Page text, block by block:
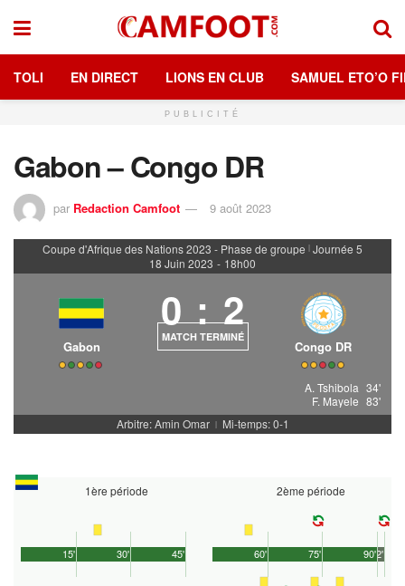
TOLI EN DIRECT LIONS EN CLUB SAMUEL ETO’O
PUBLICITÉ
Gabon – Congo DR
par Redaction Camfoot 9 août 2023
Coupe d'Afrique des Nations 2023 - Phase de groupe | Journée 5
18 Juin 2023 - 18h00
Gabon
0 : 2
MATCH TERMINÉ
Congo DR
A. Tshibola 34'
F. Mayele 83'
Arbitre: Amin Omar | Mi-temps: 0-1
1ère période
45'
15' 30'
2ème période
90'
60' 75' 2'